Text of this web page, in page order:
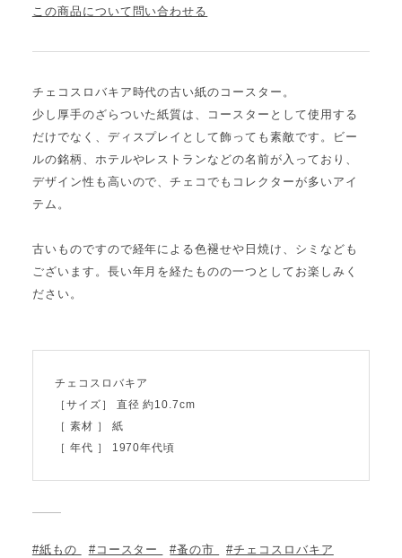
この商品について問い合わせる
チェコスロバキア時代の古い紙のコースター。
少し厚手のざらついた紙質は、コースターとして使用する
だけでなく、ディスプレイとして飾っても素敵です。ビー
ルの銘柄、ホテルやレストランなどの名前が入っており、
デザイン性も高いので、チェコでもコレクターが多いアイ
テム。
古いものですので経年による色褪せや日焼け、シミなども
ございます。長い年月を経たものの一つとしてお楽しみく
ださい。
チェコスロバキア
［サイズ］ 直径 約10.7cm
［ 素材 ］ 紙
［ 年代 ］ 1970年代頃
#紙もの #コースター #蚤の市 #チェコスロバキア